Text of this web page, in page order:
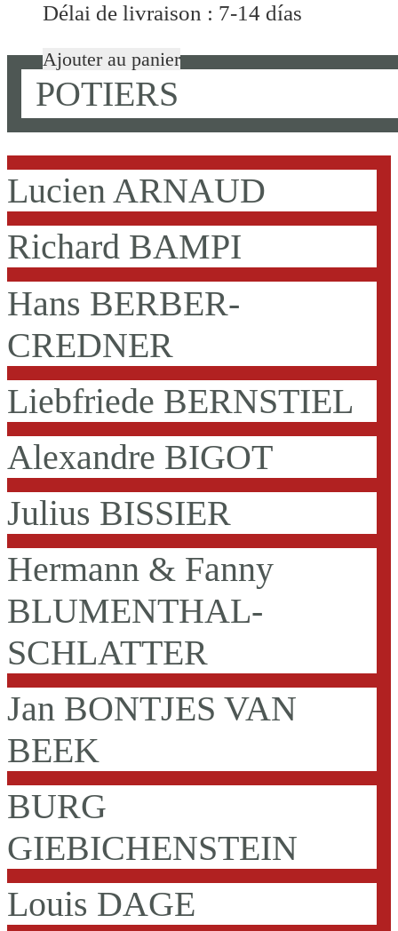
Délai de livraison : 7-14 días
Ajouter au panier
POTIERS
Lucien ARNAUD
Richard BAMPI
Hans BERBER-
CREDNER
Liebfriede BERNSTIEL
Alexandre BIGOT
Julius BISSIER
Hermann & Fanny
BLUMENTHAL-
SCHLATTER
Jan BONTJES VAN
BEEK
BURG
GIEBICHENSTEIN
Louis DAGE